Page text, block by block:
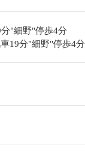
"細野"停歩4分
19分"細野"停歩4分